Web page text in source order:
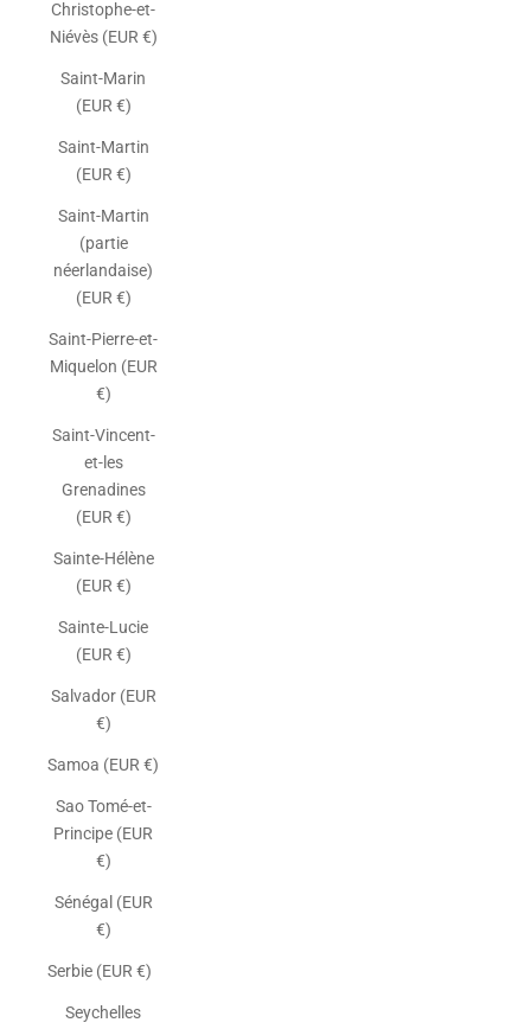
Christophe-et-
Niévès (EUR €)
Saint-Marin
(EUR €)
Saint-Martin
(EUR €)
Saint-Martin
(partie
néerlandaise)
(EUR €)
Saint-Pierre-et-
Miquelon (EUR
€)
Saint-Vincent-
et-les
Grenadines
(EUR €)
Sainte-Hélène
(EUR €)
Sainte-Lucie
(EUR €)
Salvador (EUR
€)
Samoa (EUR €)
Sao Tomé-et-
Principe (EUR
€)
Sénégal (EUR
€)
Serbie (EUR €)
Seychelles